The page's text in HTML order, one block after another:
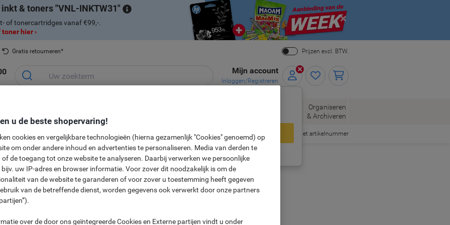
inkt & toners VNL-INKTW31
of tonercartridges vanaf €99,-.
hier ›
Close
Gratis retourneren*
Prijzen excl. BTW.
Mijn account
Inloggen/Registreren
Inloggen
Nieuw bij Viking?Meld u nu aan
presentatie
Organiseren
& Archiveren
seizoensgebonden Cadeaushop Snel bestellen met artikelnummer
t.w.v. € 100
u de beste shopervaring!
cookies en vergelijkbare technologieën (hierna gezamenlijk "Cookies" genoemd) op
om onder andere inhoud en advertenties te personaliseren. Media van derden te
of de toegang tot onze website te analyseren. Daarbij verwerken we persoonlijke
bijv. uw IP-adres en browser informatie. Voor zover dit noodzakelijk is om de
van de website te garanderen of voor zover u toestemming heeft gegeven
van de betreffende dienst, worden gegevens ook verwerkt door onze partners
over de door ons geïntegreerde Cookies en Externe partijen vindt u onder